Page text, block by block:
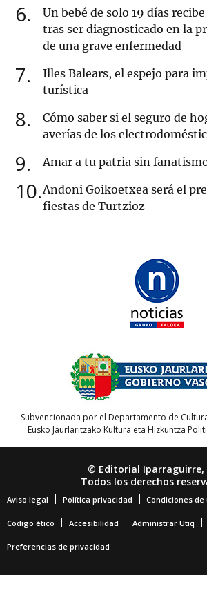
6
Un bebé de solo 19 días
tras ser diagnosticado en la
de una grave enfermedad
7
Illes Balears, el espejo para
turística
8
Cómo saber si el seguro de
averías de los
9 Amar a tu patria sin
10 Andoni Goikoetxea será el
fiestas de Turtzioz
Subvencionada por el Departamento de
Eusko Jaurlaritzako Kultura eta Hizkuntza
© Editorial Iparraguirre,
Todos los derechos
Aviso legal Política privacidad Condiciones de
Código ético Accesibilidad Administrar Utiq
Preferencias de privacidad